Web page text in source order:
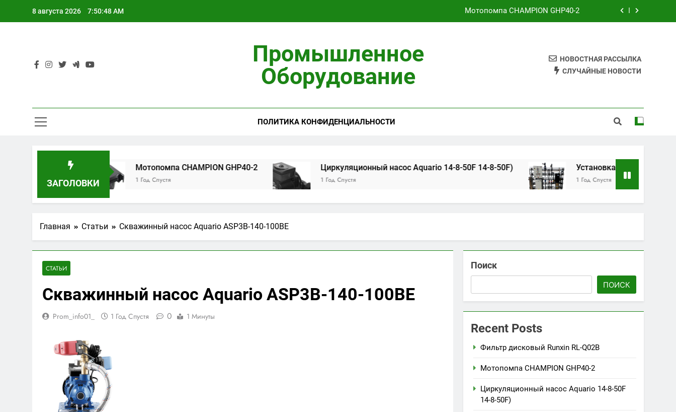
8 августа 2026 7:50:48 AM Мотопомпа CHAMPION GHP40-2
Установка обратного осмоса AWT RO-3/8040
Фильтр дисковый Runxin RL-Q02B
Промышленное
Оборудование
НОВОСТНАЯ РАССЫЛКА
СЛУЧАЙНЫЕ НОВОСТИ
ПОЛИТИКА КОНФИДЕНЦИАЛЬНОСТИ
ЗАГОЛОВКИ
Мотопомпа CHAMPION GHP40-2
1 Год Спустя
Циркуляционный насос Aquario 14-8-50F 14-8-50F)
1 Год Спустя
Установка обратного осмоса AWT
1 Год Спустя
Главная Статьи Скважинный насос Aquario ASP3B-140-100BE
СТАТЬИ
Скважинный насос Aquario ASP3B-140-100BE
Prom_info01_ 1 Год Спустя 0 1 Минуты
Поиск
ПОИСК
Recent Posts
Фильтр дисковый Runxin RL-Q02B
Мотопомпа CHAMPION GHP40-2
Циркуляционный насос Aquario 14-8-50F
14-8-50F)